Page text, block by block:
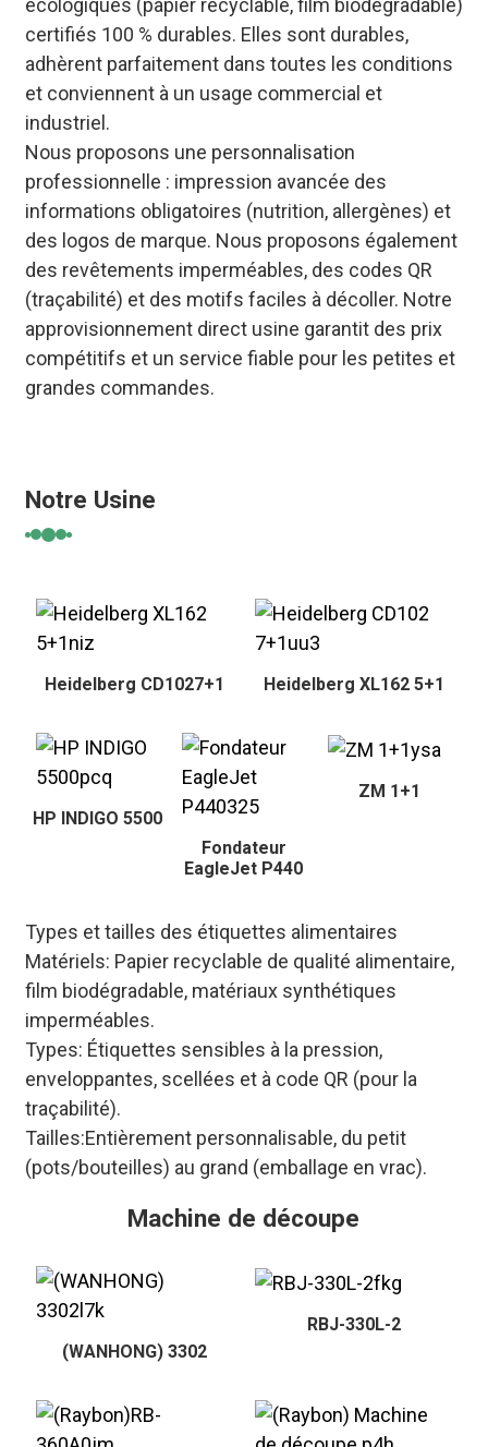
écologiques (papier recyclable, film biodégradable)
certifiés 100 % durables. Elles sont durables,
adhèrent parfaitement dans toutes les conditions
et conviennent à un usage commercial et
industriel.
Nous proposons une personnalisation
professionnelle : impression avancée des
informations obligatoires (nutrition, allergènes) et
des logos de marque. Nous proposons également
des revêtements imperméables, des codes QR
(traçabilité) et des motifs faciles à décoller. Notre
approvisionnement direct usine garantit des prix
compétitifs et un service fiable pour les petites et
grandes commandes.
Notre Usine
Heidelberg CD1027+1 Heidelberg XL162 5+1
HP INDIGO 5500
Fondateur
EagleJet P440
ZM 1+1
Types et tailles des étiquettes alimentaires
Matériels: Papier recyclable de qualité alimentaire,
film biodégradable, matériaux synthétiques
imperméables.
Types: Étiquettes sensibles à la pression,
enveloppantes, scellées et à code QR (pour la
traçabilité).
Tailles:Entièrement personnalisable, du petit
(pots/bouteilles) au grand (emballage en vrac).
Machine de découpe
(WANHONG) 3302
RBJ-330L-2